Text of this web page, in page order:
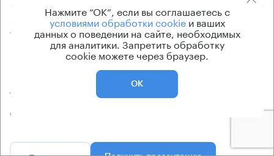
Арендуемые площади
10 кв.м
Ставка арендной платы
по запросу
Класс офисов Тип здания
Торговый центр
собственника
Нажмите “ОК”, если вы соглашаетесь с
условиями обработки cookieи ваших
данных о поведении на сайте, необходимых
для аналитики. Запретить обработку
cookie можете через браузер.
ОК